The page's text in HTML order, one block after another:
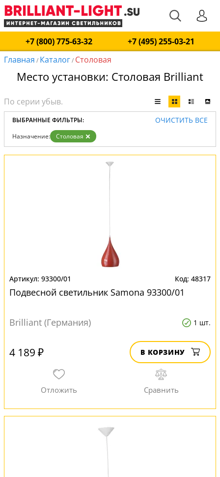
+7 (800) 775-63-32
+7 (495) 255-03-21
Главная / Каталог/ Столовая
Место установки: Столовая Brilliant
ВЫБРАННЫЕ ФИЛЬТРЫ: ОЧИСТИТЬ ВСЕ
Назначение: Столовая
93300/01 48317
Подвесной светильник Samona 93300/01
Brilliant (Германия) 1 шт.
4 189 ₽ В КОРЗИНУ